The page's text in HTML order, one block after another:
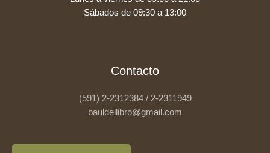
Sábados de 09:30 a 13:00
Contacto
(591) 2-2312384 / 2-2311949
bauldellibro@gmail.com